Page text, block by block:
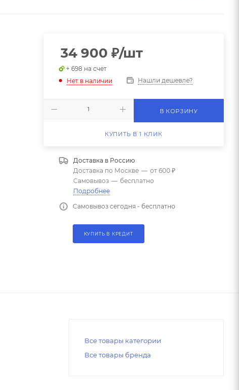
34 900 ₽/шт
+ 698 на счет
Нет в наличии
Нашли дешевле?
В КОРЗИНУ
КУПИТЬ В 1 КЛИК
Доставка в Россию
Доставка по Москве — от 600 ₽
Самовывоз — бесплатно
Подробнее
Самовывоз сегодня - бесплатно
КУПИТЬ В КРЕДИТ
Все товары категории
Все товары бренда